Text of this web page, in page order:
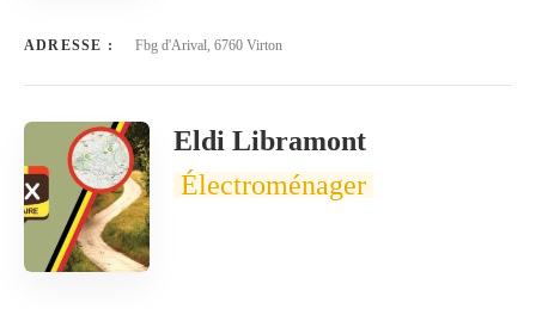
ADRESSE : Fbg d'Arival, 6760 Virton
Eldi Libramont
Électroménager